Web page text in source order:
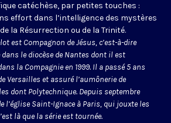
catéchèse, par petites touches :
effort dans l’intelligence des mystères
la Résurrection ou de la Trinité.
est Compagnon de Jésus, c’est-à-dire
le diocèse de Nantes dont il est
la Compagnie en 1999. Il a passé 5 ans
Versailles et assuré l’aumônerie de
dont Polytechnique. Depuis septembre
l’église Saint-Ignace à Paris, qui jouxte les
là que la série est tournée.